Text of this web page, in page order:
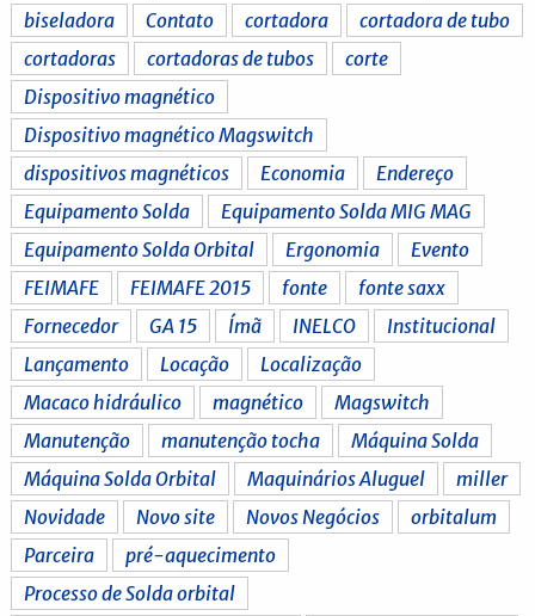
biseladora
Contato cortadora
cortadora de tubo
cortadoras
cortadoras de tubos
corte
Dispositivo magnético
Dispositivo magnético Magswitch
dispositivos magnéticos
Economia
Endereço
Equipamento Solda
Equipamento Solda MIG MAG
Equipamento Solda Orbital
Ergonomia
Evento
FEIMAFE
FEIMAFE 2015 fonte
fonte saxx
Fornecedor
GA 15 Ímã INELCO
Institucional
Lançamento
Locação
Localização
Macaco hidráulico
magnético
Magswitch
Manutenção
manutenção tocha
Máquina Solda
Máquina Solda Orbital
Maquinários Aluguel
miller
Novidade
Novo site Novos Negócios
orbitalum
Parceira
pré-aquecimento
Processo de Solda orbital